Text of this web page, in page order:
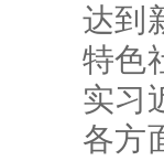
达到
特色
实习
各方